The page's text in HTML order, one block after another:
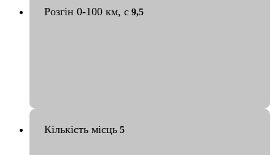
Розгін 0-100 км, с 9,5
Кількість місць 5